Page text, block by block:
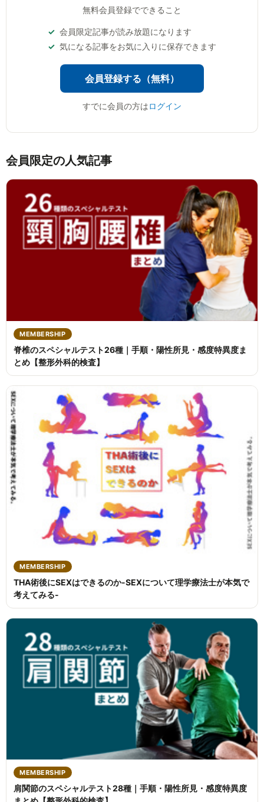
無料会員登録でできること
会員限定記事が読み放題になります
気になる記事をお気に入りに保存できます
会員登録する（無料）
すでに会員の方はログイン
会員限定の人気記事
MEMBERSHIP
脊椎のスペシャルテスト26種｜手順・陽性所見・感度特異度ま
とめ【整形外科的検査】
MEMBERSHIP
THA術後にSEXはできるのか-SEXについて理学療法士が本気で
考えてみる-
MEMBERSHIP
肩関節のスペシャルテスト28種｜手順・陽性所見・感度特異度